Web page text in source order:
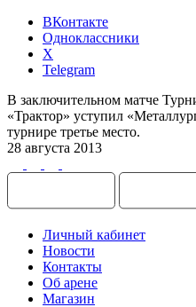
ВКонтакте
Одноклассники
X
Telegram
В заключительном матче
«Трактор» уступил
турнире третье место.
28 августа 2013
Личный кабинет
Новости
Контакты
Об арене
Магазин